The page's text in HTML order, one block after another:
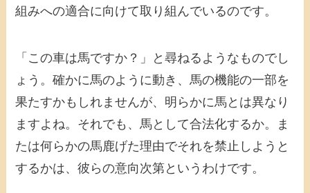
組みへの適合に向けて取り組んでいるのです。
「この車は馬ですか？」と尋ねるようなものでし
ょう。確かに馬のように動き、馬の機能の一部を
果たすかもしれませんが、明らかに馬とは異なり
ますよね。それでも、馬として合法化するか。ま
たは何らかの馬鹿げた理由でそれを禁止しようと
するかは、彼らの意向次第というわけです。